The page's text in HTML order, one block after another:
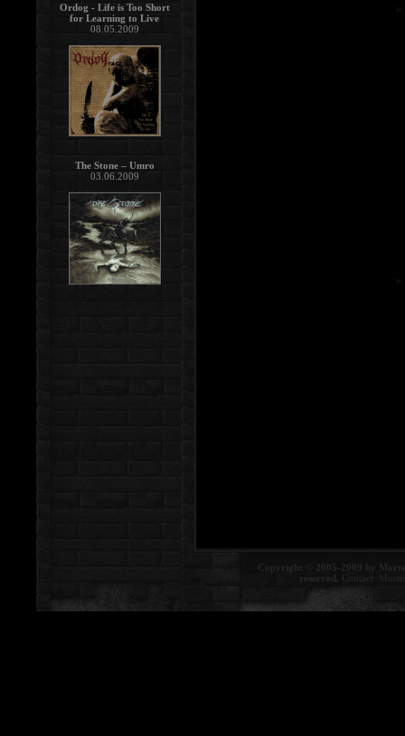
Copyright © 2005-2009 by
reserved. Contact:
Ordog - Life is Too Short
for Learning to Live
08.05.2009
The Stone – Umro
03.06.2009